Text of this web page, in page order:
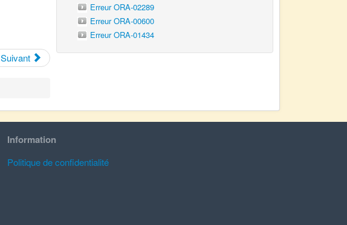
Suivant
Erreur ORA-02289
Erreur ORA-00600
Erreur ORA-01434
Information
Politique de confidentialité